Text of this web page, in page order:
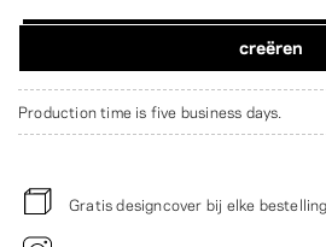
creëren
Production time is five business days.
Gratis designcover bij elke bestelling.